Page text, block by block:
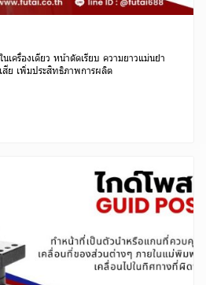
นเครื่องเดียว หน้าตัดเรียบ ความยาวแม่นยำ
สีย เพิ่มประสิทธิภาพการผลิต